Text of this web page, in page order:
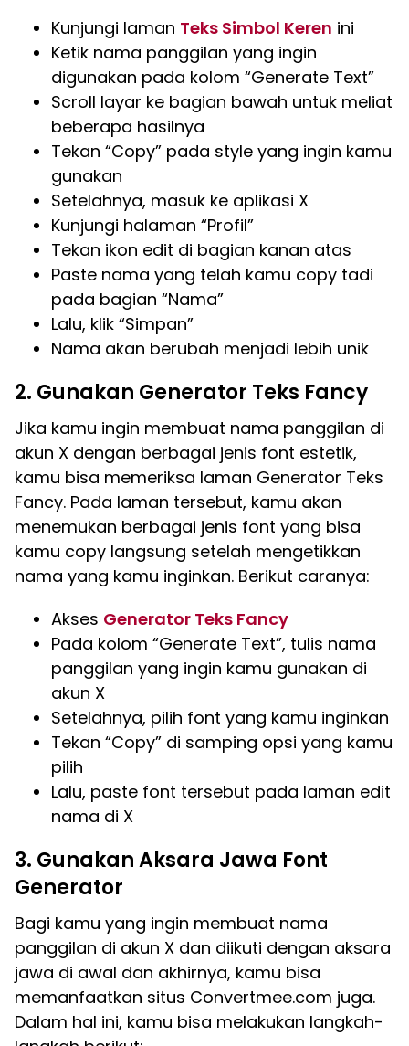
Kunjungi laman Teks Simbol Keren ini
Ketik nama panggilan yang ingin
digunakan pada kolom “Generate Text”
Scroll layar ke bagian bawah untuk meliat
beberapa hasilnya
Tekan “Copy” pada style yang ingin kamu
gunakan
Setelahnya, masuk ke aplikasi X
Kunjungi halaman “Profil”
Tekan ikon edit di bagian kanan atas
Paste nama yang telah kamu copy tadi
pada bagian “Nama”
Lalu, klik “Simpan”
Nama akan berubah menjadi lebih unik
2. Gunakan Generator Teks Fancy
Jika kamu ingin membuat nama panggilan di
akun X dengan berbagai jenis font estetik,
kamu bisa memeriksa laman Generator Teks
Fancy. Pada laman tersebut, kamu akan
menemukan berbagai jenis font yang bisa
kamu copy langsung setelah mengetikkan
nama yang kamu inginkan. Berikut caranya:
Akses Generator Teks Fancy
Pada kolom “Generate Text”, tulis nama
panggilan yang ingin kamu gunakan di
akun X
Setelahnya, pilih font yang kamu inginkan
Tekan “Copy” di samping opsi yang kamu
pilih
Lalu, paste font tersebut pada laman edit
nama di X
3. Gunakan Aksara Jawa Font
Generator
Bagi kamu yang ingin membuat nama
panggilan di akun X dan diikuti dengan aksara
jawa di awal dan akhirnya, kamu bisa
memanfaatkan situs Convertmee.com juga.
Dalam hal ini, kamu bisa melakukan langkah-